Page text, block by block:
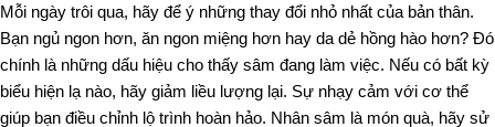
Mỗi ngày trôi qua, hãy để ý những thay đổi nhỏ nhất của bản thân.
Bạn ngủ ngon hơn, ăn ngon miệng hơn hay da dẻ hồng hào hơn? Đó
chính là những dấu hiệu cho thấy sâm đang làm việc. Nếu có bất kỳ
biểu hiện lạ nào, hãy giảm liều lượng lại. Sự nhạy cảm với cơ thể
giúp bạn điều chỉnh lộ trình hoàn hảo. Nhân sâm là món quà, hãy sử